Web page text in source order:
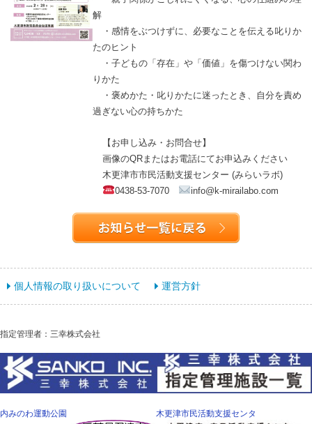
解
・感情をぶつけずに、必要なことを伝える叱りか
たのヒント
・子どもの「存在」や「価値」を傷つけない関わ
りかた
・褒めかた・叱りかたに迷ったとき、自分を責め
過ぎない心の持ちかた
【お申し込み・お問合せ】
画像のQRまたはお電話にてお申込みください
木更津市市民活動支援センター (みらいラボ)
0438-53-7070
info@k-mirailabo.com
個人情報の取り扱いについて 運営方針
指定管理者：三幸株式会社